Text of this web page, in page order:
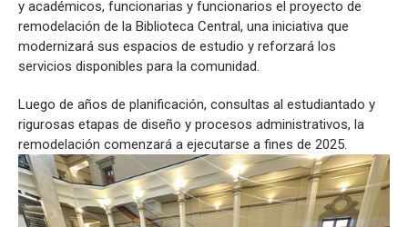
y académicos, funcionarias y funcionarios el proyecto de
remodelación de la Biblioteca Central, una iniciativa que
modernizará sus espacios de estudio y reforzará los
servicios disponibles para la comunidad.
Luego de años de planificación, consultas al estudiantado y
rigurosas etapas de diseño y procesos administrativos, la
remodelación comenzará a ejecutarse a fines de 2025.